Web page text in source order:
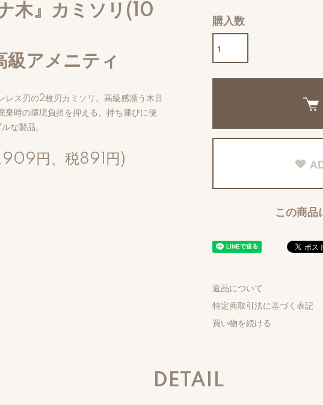
木』カミソリ(10
アメニティ
レス刃の2枚刃カミソリ。高級感漂う木目
棄時の環境負担を抑える。持ち運びに便
な製品。
円、税891円)
購入数
この商品
返品について
特定商取引法に基づく表記
買い物を続ける
DETAIL